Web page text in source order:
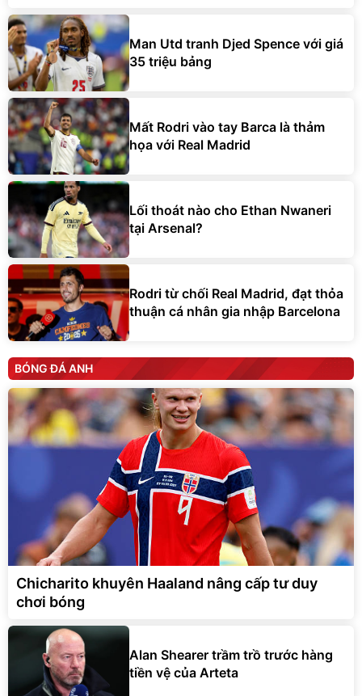
Man Utd tranh Djed Spence với giá
35 triệu bảng
Mất Rodri vào tay Barca là thảm
họa với Real Madrid
Lối thoát nào cho Ethan Nwaneri
tại Arsenal?
Rodri từ chối Real Madrid, đạt thỏa
thuận cá nhân gia nhập Barcelona
BÓNG ĐÁ ANH
Chicharito khuyên Haaland nâng cấp tư duy
chơi bóng
Alan Shearer trầm trồ trước hàng
tiền vệ của Arteta